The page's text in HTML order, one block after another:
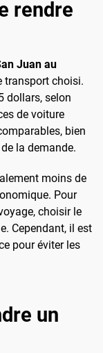
rendre
Juan au
transport choisi.
dollars, selon
de voiture
bien
la demande.
moins de
Pour
choisir le
Cependant, il est
pour éviter les
un